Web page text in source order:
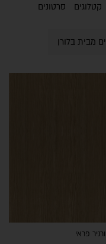
קטלוגים סרטונים
מבית בלורן
פראי